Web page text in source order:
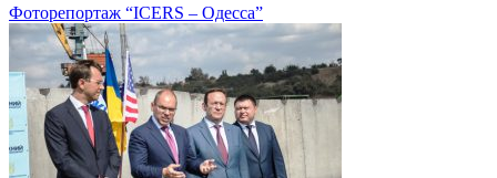
Фоторепортаж “ICERS – Одесса”